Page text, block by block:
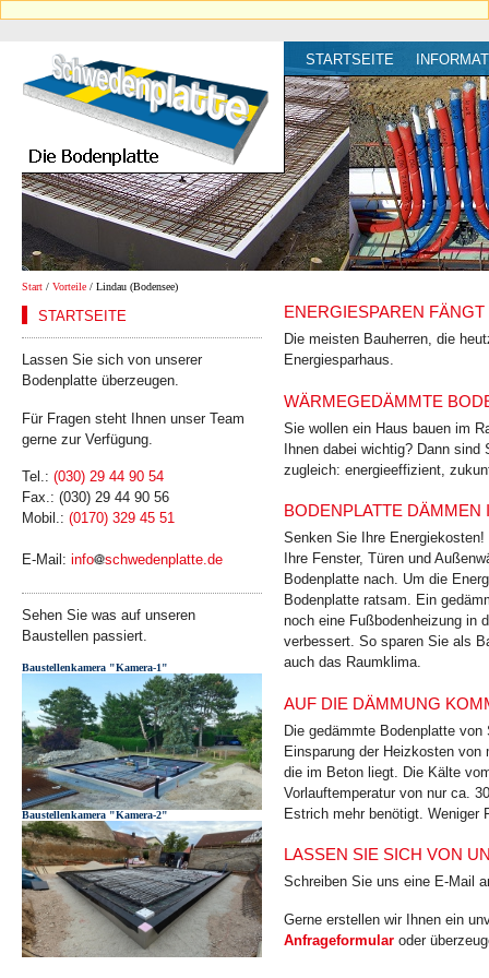
STARTSEITE
Start / Vorteile / Lindau (Bodensee)
STARTSEITE
Lassen Sie sich von unserer
Bodenplatte überzeugen.
Für Fragen steht Ihnen unser Team
gerne zur Verfügung.
Tel.: (030) 29 44 90 54
Fax.: (030) 29 44 90 56
Mobil.: (0170) 329 45 51
E-Mail: info schwedenplatte.de
Sehen Sie was auf unseren
Baustellen passiert.
Baustellenkamera "Kamera-1"
Baustellenkamera "Kamera-2"
ENERGIESPAREN
Die meisten Bauherren, die
Energiesparhaus.
WÄRMEGEDÄMMTE
Sie wollen ein Haus bauen im
Ihnen dabei wichtig? Dann
zugleich: energie­effizient,
BODENPLATTE
Senken Sie Ihre
Ihre Fenster, Türen und
Bodenplatte nach. Um die
Bodenplatte ratsam. Ein
noch eine Fußbodenheizung in
verbessert. So sparen Sie als
auch das Raumklima.
AUF DIE DÄMMUNG
Die gedämmte Bodenplatte
Einsparung der Heizkosten
die im Beton liegt. Die Kälte
Vorlauftemperatur von nur ca.
Estrich mehr benötigt. Weniger
LASSEN SIE SICH VON
Schreiben Sie uns eine E-Mail
Gerne erstellen wir Ihnen ein
Anfrageformular oder